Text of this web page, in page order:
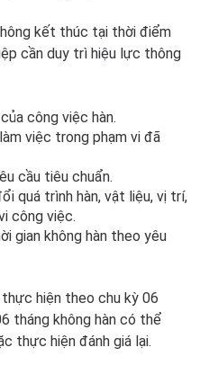
kết thúc tại thời điểm
cần duy trì hiệu lực thông
công việc hàn.
việc trong phạm vi đã
cầu tiêu chuẩn.
quá trình hàn, vật liệu, vị trí,
công việc.
gian không hàn theo yêu
hiện theo chu kỳ 06
tháng không hàn có thể
thực hiện đánh giá lại.